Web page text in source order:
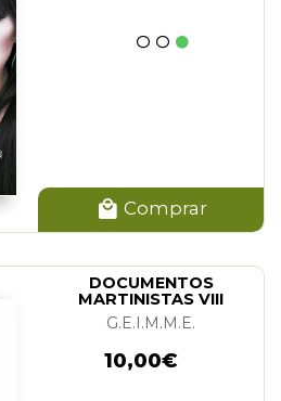
Comprar
DOCUMENTOS
MARTINISTAS VIII
G.E.I.M.M.E.
10,00€